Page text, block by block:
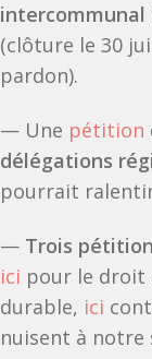
intercommunal
(clôture le 30
pardon).
— Une pétition
délégations
pourrait
— Trois
ici pour le droit
durable, ici
nuisent à notre